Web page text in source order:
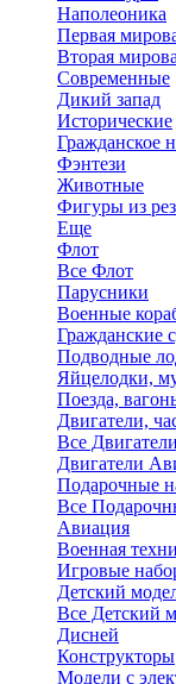
Наполеоника
Первая
Вторая
Современные
Дикий запад
Исторические
Гражданское
Фэнтези
Животные
Фигуры из
Еще
Флот
Все Флот
Парусники
Военные
Гражданские
Подводные
Яйцелодки,
Поезда,
Двигатели,
Все
Двигатели
Подарочные
Все
Авиация
Военная
Игровые
Детский
Все Детский
Дисней
Конструкторы
Модели с